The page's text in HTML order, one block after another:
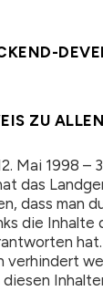
ZU
Mai 1998 –
das
dass man
die Inhalte
hat.
verhindert